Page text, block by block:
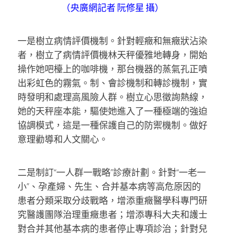
（央廣網記者 阮修星 攝）
一是樹立病情評價機制。針對輕癥和無癥狀沾染
者，樹立了病情評價機林天秤優雅地轉身，開始
操作她吧檯上的咖啡機，那台機器的蒸氣孔正噴
出彩虹色的霧氣。制、會診機制和轉診機制，實
時發明和處理高風險人群。樹立心思徵詢熱線，
她的天秤座本能，驅使她進入了一種極端的強迫
協調模式，這是一種保護自己的防禦機制。做好
意理勸導和人文關心。
二是制訂“一人群一戰略”診療計劃。針對“一老一
小”、孕產婦、先生、合并基本病等高危原因的
患者分類采取分歧戰略，增添重癥醫學科專門研
究醫護團隊治理重癥患者；增添專科大夫和護士
對合并其他基本病的患者停止專項診治；針對兒